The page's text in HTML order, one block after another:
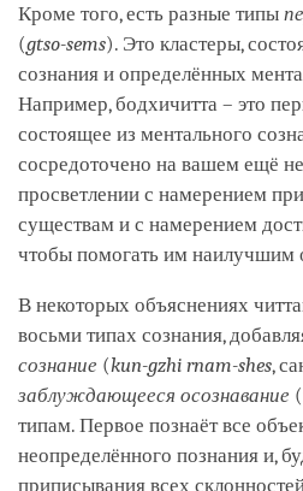
Кроме того, есть разные типы
(gtso-sems). Это кластеры,
сознания и определённых
Например, бодхичитта – это
состоящее из ментального
сосредоточено на вашем ещё
просветлении с намерением
существам и с намерением
чтобы помогать им наилучшим
В некоторых объяснениях
восьми типах сознания,
сознание (kun-gzhi rnam-shes,
заблуждающееся осознавание (
типам. Первое познаёт все
неопределённого познания и,
приписывания всех